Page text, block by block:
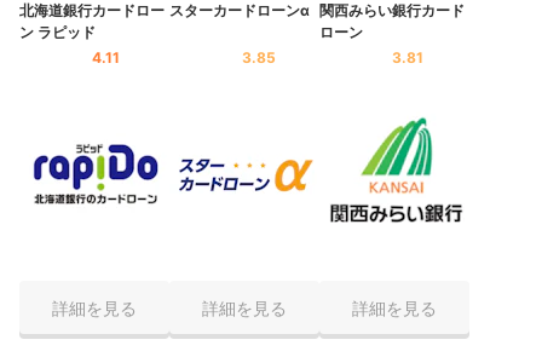
北海道銀行カードロー
ン ラピッド
4.11
詳細を見る
スターカードローンα
3.85
詳細を見る
関西みらい銀行カード
ローン
3.81
詳細を見る